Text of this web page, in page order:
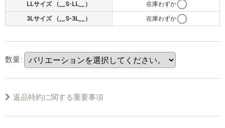
LLサイズ （__S-LL__） 在庫わずか
3Lサイズ （__S-3L__） 在庫わずか
数量:
返品特約に関する重要事項